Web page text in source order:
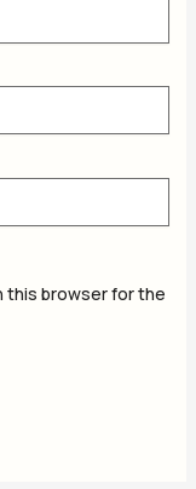
this browser for the